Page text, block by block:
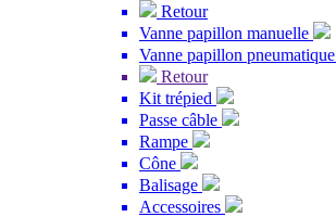
Retour
Vanne papillon manuelle
Vanne papillon pneumatique
Retour
Kit trépied
Passe câble
Rampe
Cône
Balisage
Accessoires